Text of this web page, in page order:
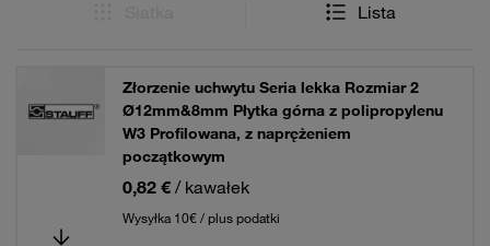
Lista
Złorzenie uchwytu Seria lekka Rozmiar 2
Ø12mm&8mm Płytka górna z polipropylenu
W3 Profilowana, z naprężeniem
początkowym
0,82 € / kawałek
Wysyłka 10€ / plus podatki